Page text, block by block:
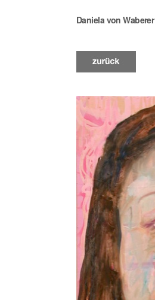
Daniela von Waberer